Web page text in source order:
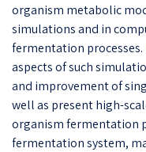
organism metabolic
simulations and in
fermentation
aspects of such
and improvement of
well as present high-
organism fermentation
fermentation system,